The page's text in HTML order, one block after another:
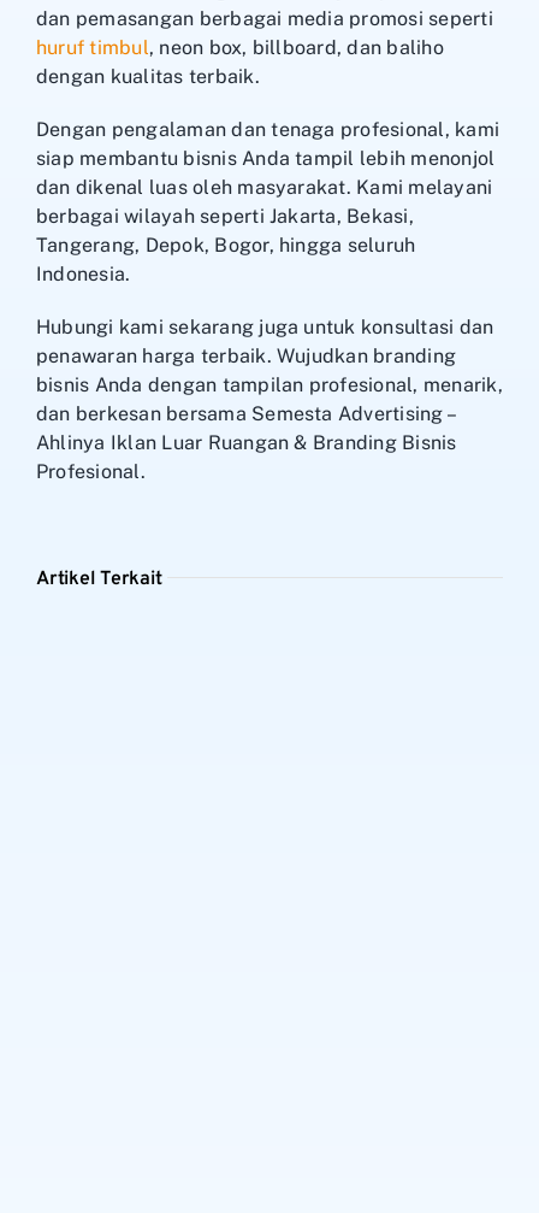
dan pemasangan berbagai media promosi seperti
huruf timbul, neon box, billboard, dan baliho
dengan kualitas terbaik.
Dengan pengalaman dan tenaga profesional, kami
siap membantu bisnis Anda tampil lebih menonjol
dan dikenal luas oleh masyarakat. Kami melayani
berbagai wilayah seperti Jakarta, Bekasi,
Tangerang, Depok, Bogor, hingga seluruh
Indonesia.
Hubungi kami sekarang juga untuk konsultasi dan
penawaran harga terbaik. Wujudkan branding
bisnis Anda dengan tampilan profesional, menarik,
dan berkesan bersama Semesta Advertising –
Ahlinya Iklan Luar Ruangan & Branding Bisnis
Profesional.
Artikel Terkait